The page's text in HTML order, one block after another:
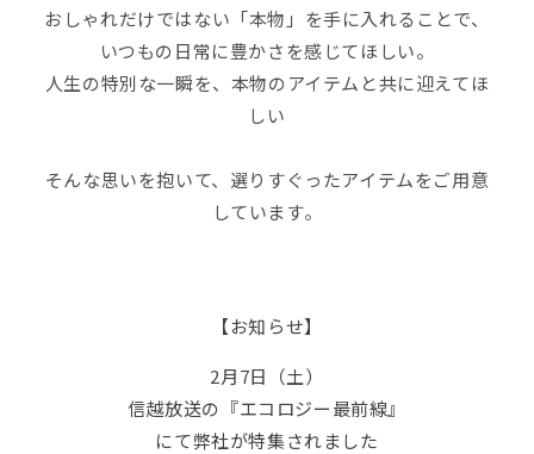
おしゃれだけではない「本物」を手に入れることで、
いつもの日常に豊かさを感じてほしい。
人生の特別な一瞬を、本物のアイテムと共に迎えてほ
しい――
そんな思いを抱いて、選りすぐったアイテムをご用意
しています。
【お知らせ】
2月7日（土）
信越放送の『エコロジー最前線』
にて弊社が特集されました